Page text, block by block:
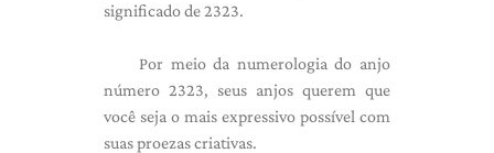
significado de 2323.
Por meio da numerologia do anjo
número 2323, seus anjos querem que
você seja o mais expressivo possível com
suas proezas criativas.